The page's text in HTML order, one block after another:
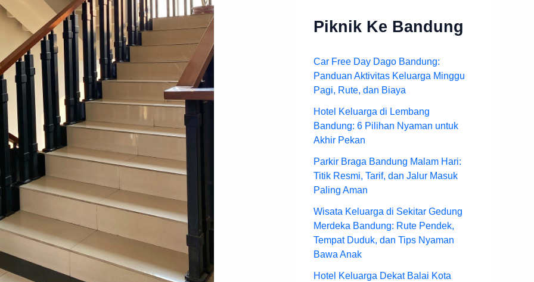
Piknik Ke Bandung
Car Free Day Dago Bandung:
Panduan Aktivitas Keluarga Minggu
Pagi, Rute, dan Biaya
Hotel Keluarga di Lembang
Bandung: 6 Pilihan Nyaman untuk
Akhir Pekan
Parkir Braga Bandung Malam Hari:
Titik Resmi, Tarif, dan Jalur Masuk
Paling Aman
Wisata Keluarga di Sekitar Gedung
Merdeka Bandung: Rute Pendek,
Tempat Duduk, dan Tips Nyaman
Bawa Anak
Hotel Keluarga Dekat Balai Kota